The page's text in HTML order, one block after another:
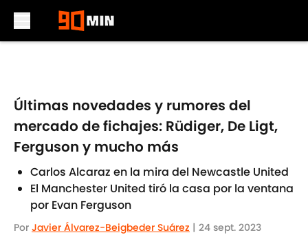
Últimas novedades y rumores del
mercado de fichajes: Rüdiger, De Ligt,
Ferguson y mucho más
Carlos Alcaraz en la mira del Newcastle United
El Manchester United tiró la casa por la ventana
por Evan Ferguson
Por Javier Álvarez-Beigbeder Suárez | 24 sept. 2023